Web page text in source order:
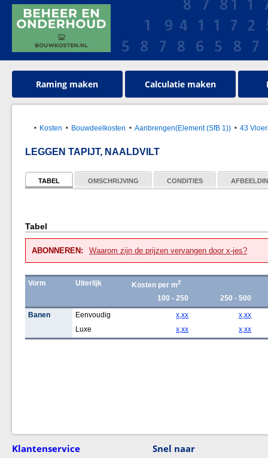
Raming maken Calculatie maken
Kosten Bouwdeelkosten Aanbrengen(Element (SfB 1)) 43
LEGGEN TAPIJT, NAALDVILT
TABEL OMSCHRIJVING CONDITIES
Tabel
ABONNEREN: Waarom zijn de prijzen vervangen door x-jes?
Vorm Uiterlijk Kosten per m2
100 - 250
250 - 500
Banen
Eenvoudig x,xx
x,xx
Luxe
x,xx x,xx
Klantenservice Snel naar